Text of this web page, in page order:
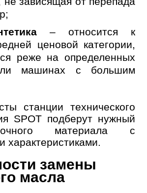
– относится к
ценовой категории,
реже на определенных
машинах с большим
станции технического
SPOT подберут нужный
материала с
характеристиками.
замены
масла